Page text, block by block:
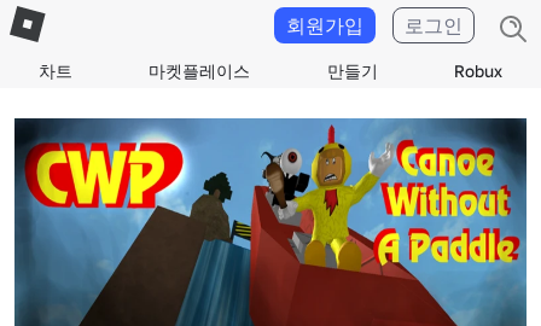
차트 마켓플레이스 만들기 Robux
회원가입 로그인